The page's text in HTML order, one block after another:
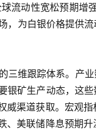
流动性宽松预期增
，为白银价格提供
三维跟踪体系。产
银矿生产动态，这
威渠道获取。宏观
美联储降息预期升